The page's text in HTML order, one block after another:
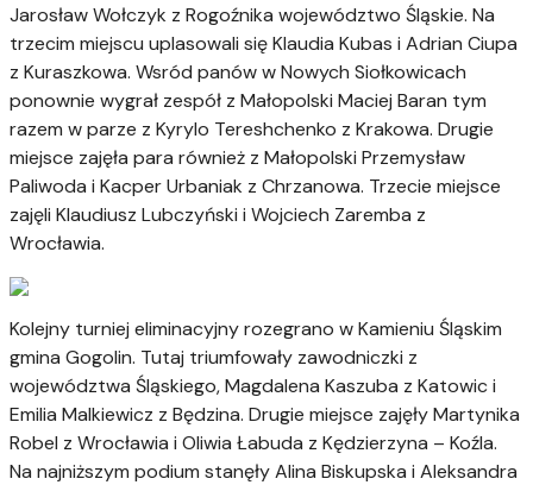
Jarosław Wołczyk z Rogoźnika województwo Śląskie. Na
trzecim miejscu uplasowali się Klaudia Kubas i Adrian Ciupa
z Kuraszkowa. Wsród panów w Nowych Siołkowicach
ponownie wygrał zespół z Małopolski Maciej Baran tym
razem w parze z Kyrylo Tereshchenko z Krakowa. Drugie
miejsce zajęła para również z Małopolski Przemysław
Paliwoda i Kacper Urbaniak z Chrzanowa. Trzecie miejsce
zajęli Klaudiusz Lubczyński i Wojciech Zaremba z
Wrocławia.
Kolejny turniej eliminacyjny rozegrano w Kamieniu Śląskim
gmina Gogolin. Tutaj triumfowały zawodniczki z
województwa Śląskiego, Magdalena Kaszuba z Katowic i
Emilia Malkiewicz z Będzina. Drugie miejsce zajęły Martynika
Robel z Wrocławia i Oliwia Łabuda z Kędzierzyna – Koźla.
Na najniższym podium stanęły Alina Biskupska i Aleksandra